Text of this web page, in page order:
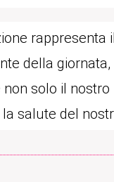
rappresenta
della giornata,
solo il
salute del